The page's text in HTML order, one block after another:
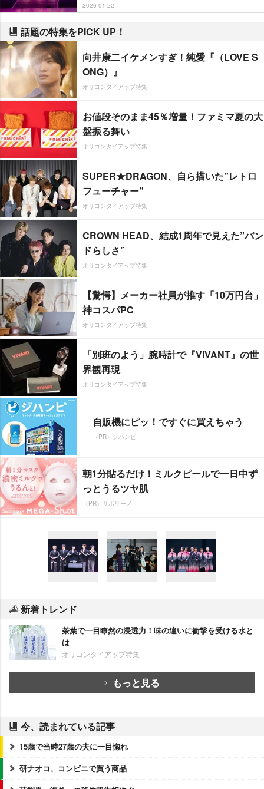
2026-01-22
話題の特集をPICK UP！
向井康二イケメンすぎ！純愛『（LOVE S
ONG）』
オリコンタイアップ特集
お値段そのまま45％増量！ファミマ夏の大
盤振る舞い
オリコンタイアップ特集
SUPER★DRAGON、自ら描いた”レトロ
フューチャー”
オリコンタイアップ特集
CROWN HEAD、結成1周年で見えた”バン
ドらしさ”
オリコンタイアップ特集
【驚愕】メーカー社員が推す「10万円台」
神コスパPC
オリコンタイアップ特集
「別班のよう」腕時計で『VIVANT』の世
界観再現
オリコンタイアップ特集
自販機にピッ！ですぐに買えちゃう
（PR）ジハンピ
朝1分貼るだけ！ミルクピールで一日中ず
っとうるツヤ肌
（PR）サボリーノ
新着トレンド
茶葉で一目瞭然の浸透力！味の違いに衝撃を受ける水と
は
オリコンタイアップ特集
もっと見る
今、読まれている記事
15歳で当時27歳の夫に一目惚れ
研ナオコ、コンビニで買う商品